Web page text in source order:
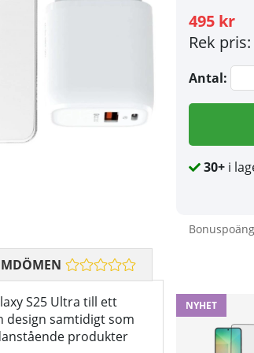
495 kr
Rek
Antal:
30+ i
S25 Ultra till ett
design samtidigt som
produkter
NYHET